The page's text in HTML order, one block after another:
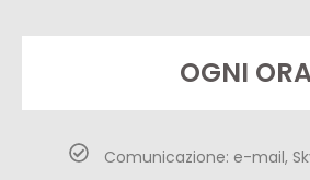
OGNI
Comunicazione: e-mail,